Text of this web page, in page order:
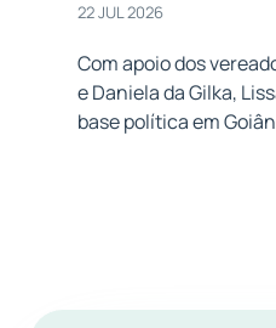
22 JUL 2026
Com apoio dos
e Daniela da Gilka,
base política em